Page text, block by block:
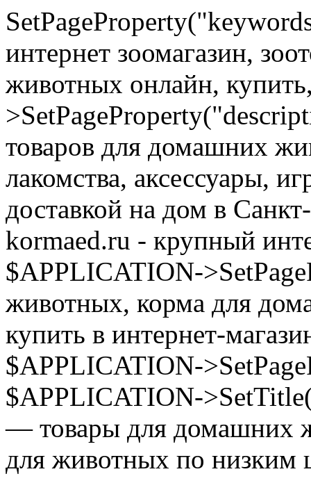
интернет зоомагазин,
животных онлайн,
товаров для домашних
лакомства, аксессуары,
доставкой на дом в
kormaed.ru - крупный
$APPLICATION-
животных, корма для
купить в интернет-
$APPLICATION-
$APPLICATION-
— товары для домашних
для животных по низким